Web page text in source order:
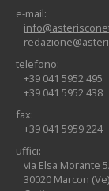
e-mail:
telefono:
+39 041 5952 495
+39 041 5952 438
fax:
+39 041 5959 224
uffici:
via Elsa Morante
30020 Marcon (Ve)